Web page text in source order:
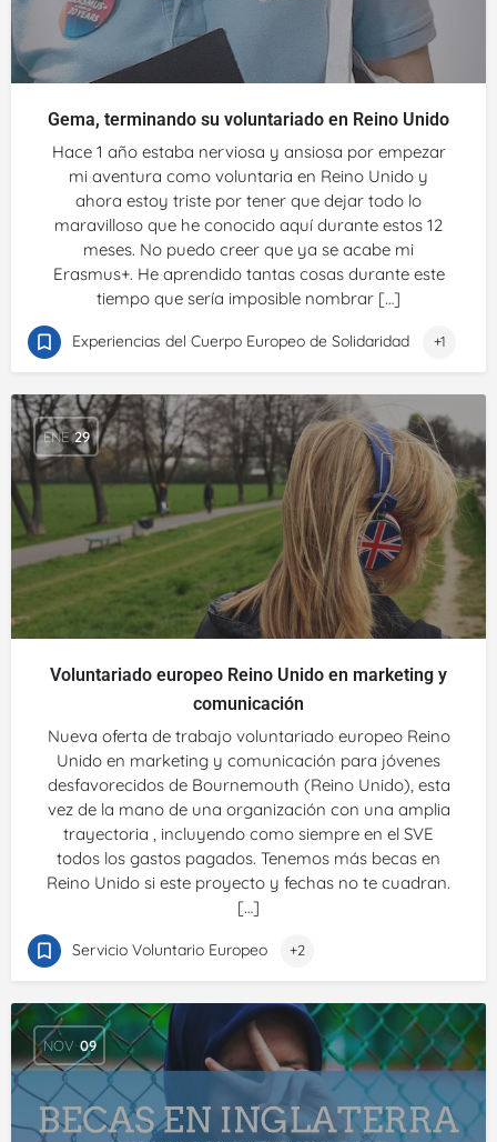
Gema, terminando su voluntariado en Reino Unido
Hace 1 año estaba nerviosa y ansiosa por empezar
mi aventura como voluntaria en Reino Unido y
ahora estoy triste por tener que dejar todo lo
maravilloso que he conocido aquí durante estos 12
meses. No puedo creer que ya se acabe mi
Erasmus+. He aprendido tantas cosas durante este
tiempo que sería imposible nombrar […]
Experiencias del Cuerpo Europeo de Solidaridad +1
ENE 29
Voluntariado europeo Reino Unido en marketing y
comunicación
Nueva oferta de trabajo voluntariado europeo Reino
Unido en marketing y comunicación para jóvenes
desfavorecidos de Bournemouth (Reino Unido), esta
vez de la mano de una organización con una amplia
trayectoria , incluyendo como siempre en el SVE
todos los gastos pagados. Tenemos más becas en
Reino Unido si este proyecto y fechas no te cuadran.
[…]
Servicio Voluntario Europeo +2
NOV 09